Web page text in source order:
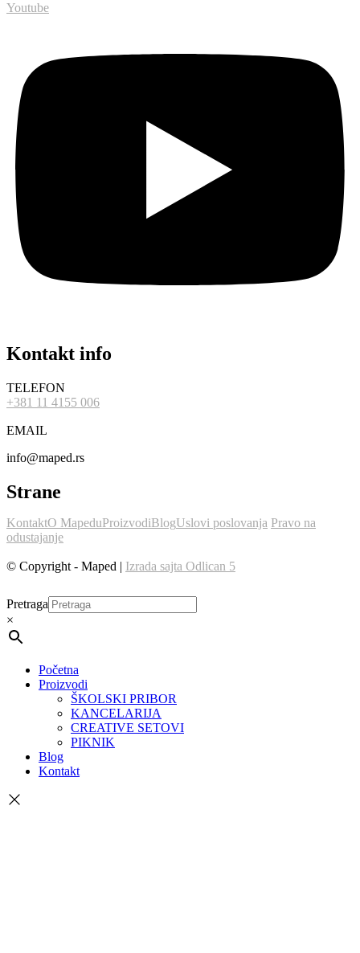
Youtube
Kontakt info
TELEFON
+381 11 4155 006
EMAIL
info@maped.rs
Strane
KontaktO MapeduProizvodiBlogUslovi poslovanja Pravo na
odustajanje
© Copyright - Maped | Izrada sajta Odlican 5
Pretraga
×
Početna
Proizvodi
ŠKOLSKI PRIBOR
KANCELARIJA
CREATIVE SETOVI
PIKNIK
Blog
Kontakt